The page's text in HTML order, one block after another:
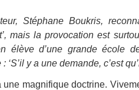
Stéphane Boukris,
mais la provocation est
élève d’une grande école
‘S’il y a une demande, c’est
une magnifique doctrine.